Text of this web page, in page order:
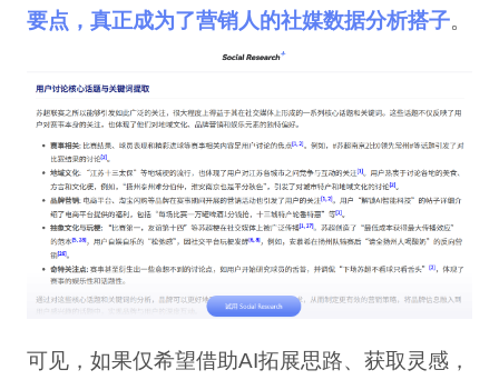
要点，真正成为了营销人的社媒数据分析搭子。
可见，如果仅希望借助AI拓展思路、获取灵感，